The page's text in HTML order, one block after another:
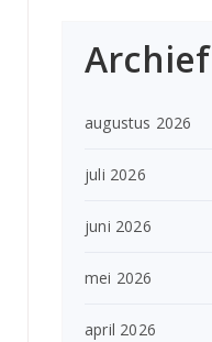
Archief
augustus 2026
juli 2026
juni 2026
mei 2026
april 2026